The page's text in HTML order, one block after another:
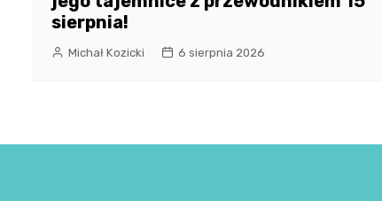
sierpnia!
Michał Kozicki 6 sierpnia 2026